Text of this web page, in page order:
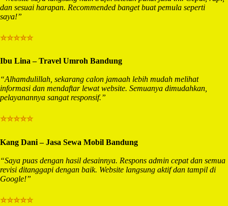
dan sesuai harapan. Recommended banget buat pemula seperti
saya!”
⭐⭐⭐⭐⭐
Ibu Lina – Travel Umroh Bandung
“Alhamdulillah, sekarang calon jamaah lebih mudah melihat
informasi dan mendaftar lewat website. Semuanya dimudahkan,
pelayanannya sangat responsif.”
⭐⭐⭐⭐⭐
Kang Dani – Jasa Sewa Mobil Bandung
“Saya puas dengan hasil desainnya. Respons admin cepat dan semua
revisi ditanggapi dengan baik. Website langsung aktif dan tampil di
Google!”
⭐⭐⭐⭐⭐